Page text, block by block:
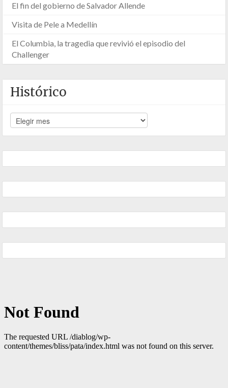
El fin del gobierno de Salvador Allende
Visita de Pele a Medellín
El Columbia, la tragedia que revivió el episodio del
Challenger
Histórico